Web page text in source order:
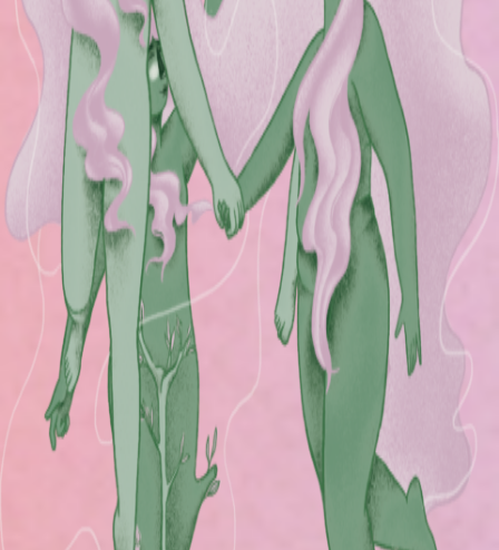
raíces en movimiento |
¿Cómo imaginamos los
futuros activismos?